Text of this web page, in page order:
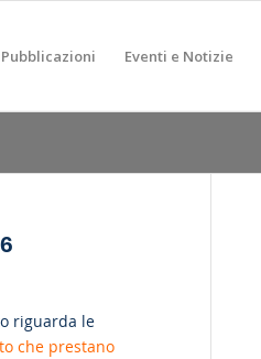
Pubblicazioni Eventi e Notizie
riguarda le
che prestano